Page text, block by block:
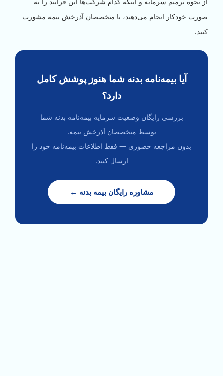
صورت خودکار انجام می‌دهند، با متخصصان آذرخش بیمه مشورت
کنید.
آیا بیمه‌نامه بدنه شما هنوز پوشش کامل
دارد؟
بررسی رایگان وضعیت سرمایه بیمه‌نامه بدنه شما
توسط متخصصان آذرخش بیمه.
بدون مراجعه حضوری — فقط اطلاعات بیمه‌نامه خود را
ارسال کنید.
مشاوره رایگان بیمه بدنه ←